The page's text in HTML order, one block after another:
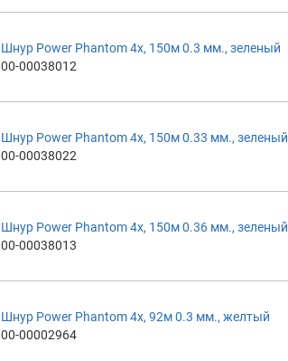
Шнур Power Phantom 4x, 150м 0.3 мм., зеленый
00-00038012
Шнур Power Phantom 4x, 150м 0.33 мм., зеленый
00-00038022
Шнур Power Phantom 4x, 150м 0.36 мм., зеленый
00-00038013
Шнур Power Phantom 4x, 92м 0.3 мм., желтый
00-00002964